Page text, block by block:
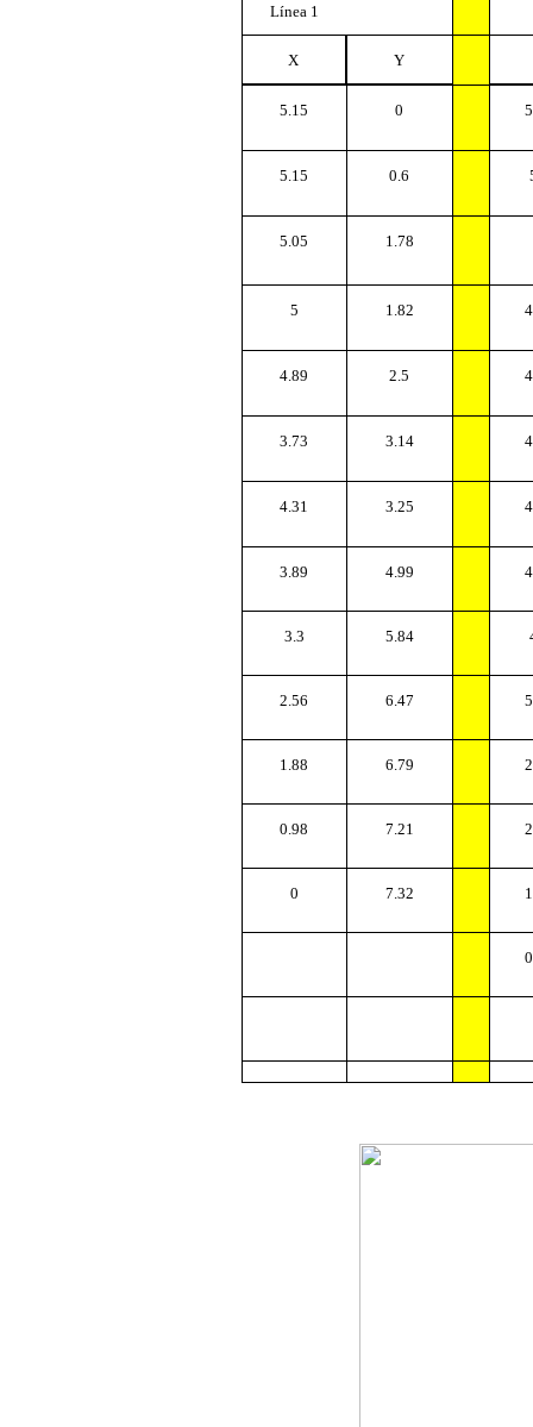
Línea 1
X Y
5.15 0
5.15 0.6
5.05 1.78
5 1.82
4.89 2.5
3.73 3.14
4.31 3.25
3.89 4.99
3.3 5.84
2.56 6.47
1.88 6.79
0.98 7.21
0 7.32